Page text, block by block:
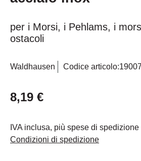
per i Morsi, i Pehlams, i
ostacoli
Waldhausen Codice articolo:
8,19 €
IVA inclusa, più spese di spedizione
Condizioni di spedizione